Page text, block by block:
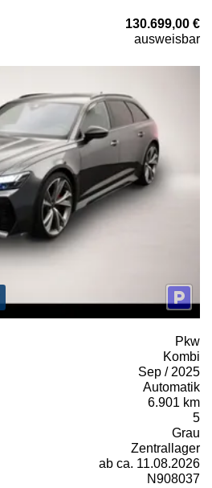
130.699,00 €
ausweisbar
Pkw
Kombi
Sep / 2025
Automatik
6.901 km
5
Grau
Zentrallager
ab ca. 11.08.2026
N908037